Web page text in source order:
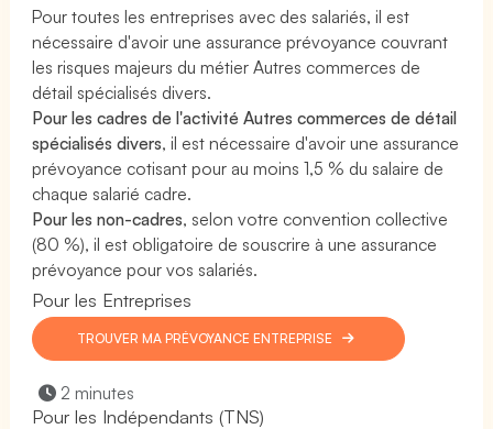
Pour toutes les entreprises avec des salariés, il est
nécessaire d'avoir une assurance prévoyance couvrant
les risques majeurs du métier Autres commerces de
détail spécialisés divers.
Pour les cadres de l'activité Autres commerces de détail
spécialisés divers, il est nécessaire d'avoir une assurance
prévoyance cotisant pour au moins 1,5 % du salaire de
chaque salarié cadre.
Pour les non-cadres, selon votre convention collective
(80 %), il est obligatoire de souscrire à une assurance
prévoyance pour vos salariés.
Pour les Entreprises
TROUVER MA PRÉVOYANCE ENTREPRISE
2 minutes
Pour les Indépendants (TNS)